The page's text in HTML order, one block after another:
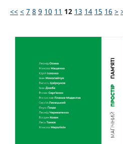
<< < 7 8 9 10 11 12 13 14 15 16 >